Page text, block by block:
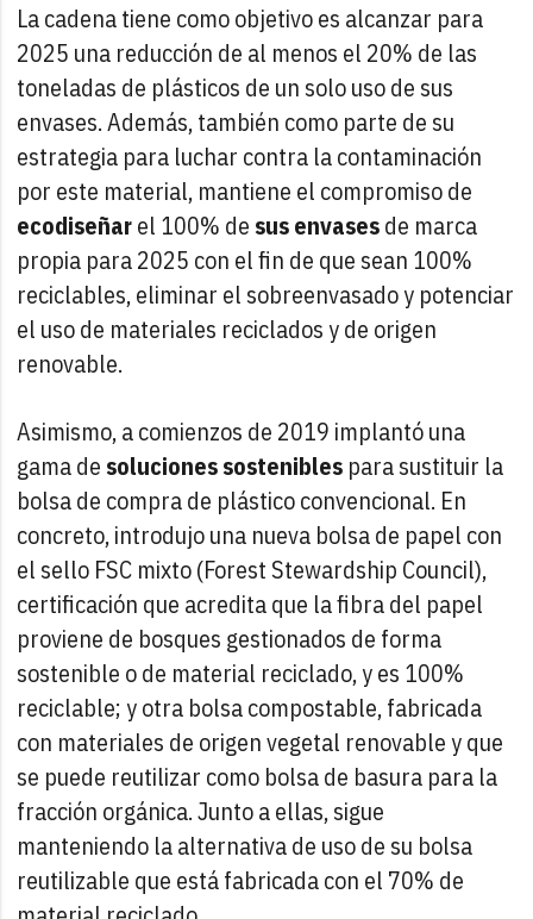
La cadena tiene como objetivo es alcanzar para
2025 una reducción de al menos el 20% de las
toneladas de plásticos de un solo uso de sus
envases. Además, también como parte de su
estrategia para luchar contra la contaminación
por este material, mantiene el compromiso de
ecodiseñarel 100% de sus envasesde marca
propia para 2025 con el fin de que sean 100%
reciclables, eliminar el sobreenvasado y potenciar
el uso de materiales reciclados y de origen
renovable.
Asimismo, a comienzos de 2019 implantó una
gama de soluciones sostenibles para sustituir la
bolsa de compra de plástico convencional. En
concreto, introdujo una nueva bolsa de papel con
el sello FSC mixto (Forest Stewardship Council),
certificación que acredita que la fibra del papel
proviene de bosques gestionados de forma
sostenible o de material reciclado, y es 100%
reciclable; y otra bolsa compostable, fabricada
con materiales de origen vegetal renovable y que
se puede reutilizar como bolsa de basura para la
fracción orgánica. Junto a ellas, sigue
manteniendo la alternativa de uso de su bolsa
reutilizable que está fabricada con el 70% de